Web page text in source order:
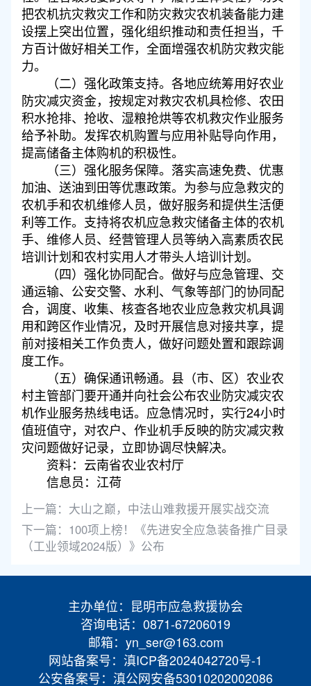
把农机抗灾救灾工作和防灾救灾农机装备能力建
设摆上突出位置，强化组织推动和责任担当，千
方百计做好相关工作，全面增强农机防灾救灾能
力。
（二）强化政策支持。各地应统筹用好农业
防灾减灾资金，按规定对救灾农机具检修、农田
积水抢排、抢收、湿粮抢烘等农机救灾作业服务
给予补助。发挥农机购置与应用补贴导向作用，
提高储备主体购机的积极性。
（三）强化服务保障。落实高速免费、优惠
加油、送油到田等优惠政策。为参与应急救灾的
农机手和农机维修人员，做好服务和提供生活便
利等工作。支持将农机应急救灾储备主体的农机
手、维修人员、经营管理人员等纳入高素质农民
培训计划和农村实用人才带头人培训计划。
（四）强化协同配合。做好与应急管理、交
通运输、公安交警、水利、气象等部门的协同配
合，调度、收集、核查各地农业应急救灾机具调
用和跨区作业情况，及时开展信息对接共享，提
前对接相关工作负责人，做好问题处置和跟踪调
度工作。
（五）确保通讯畅通。县（市、区）农业农
村主管部门要开通并向社会公布农业防灾减灾农
机作业服务热线电话。应急情况时，实行24小时
值班值守，对农户、作业机手反映的防灾减灾救
灾问题做好记录，立即协调尽快解决。
资料：云南省农业农村厅
信息员：江荷
上一篇： 大山之巅，中法山难救援开展实战交流
下一篇： 100项上榜！《先进安全应急装备推广目录
（工业领域2024版）》公布
主办单位：昆明市应急救援协会
咨询电话：0871-67206019
邮箱：yn_ser@163.com
网站备案号：滇ICP备2024042720号-1
公安备案号：滇公网安备53010202002086